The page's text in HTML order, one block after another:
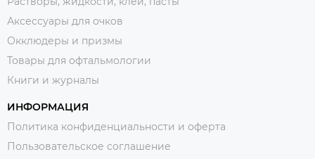
Аксессуары для очков
Окклюдеры и призмы
Товары для офтальмологии
Книги и журналы
ИНФОРМАЦИЯ
Политика конфиденциальности и оферта
Пользовательское соглашение